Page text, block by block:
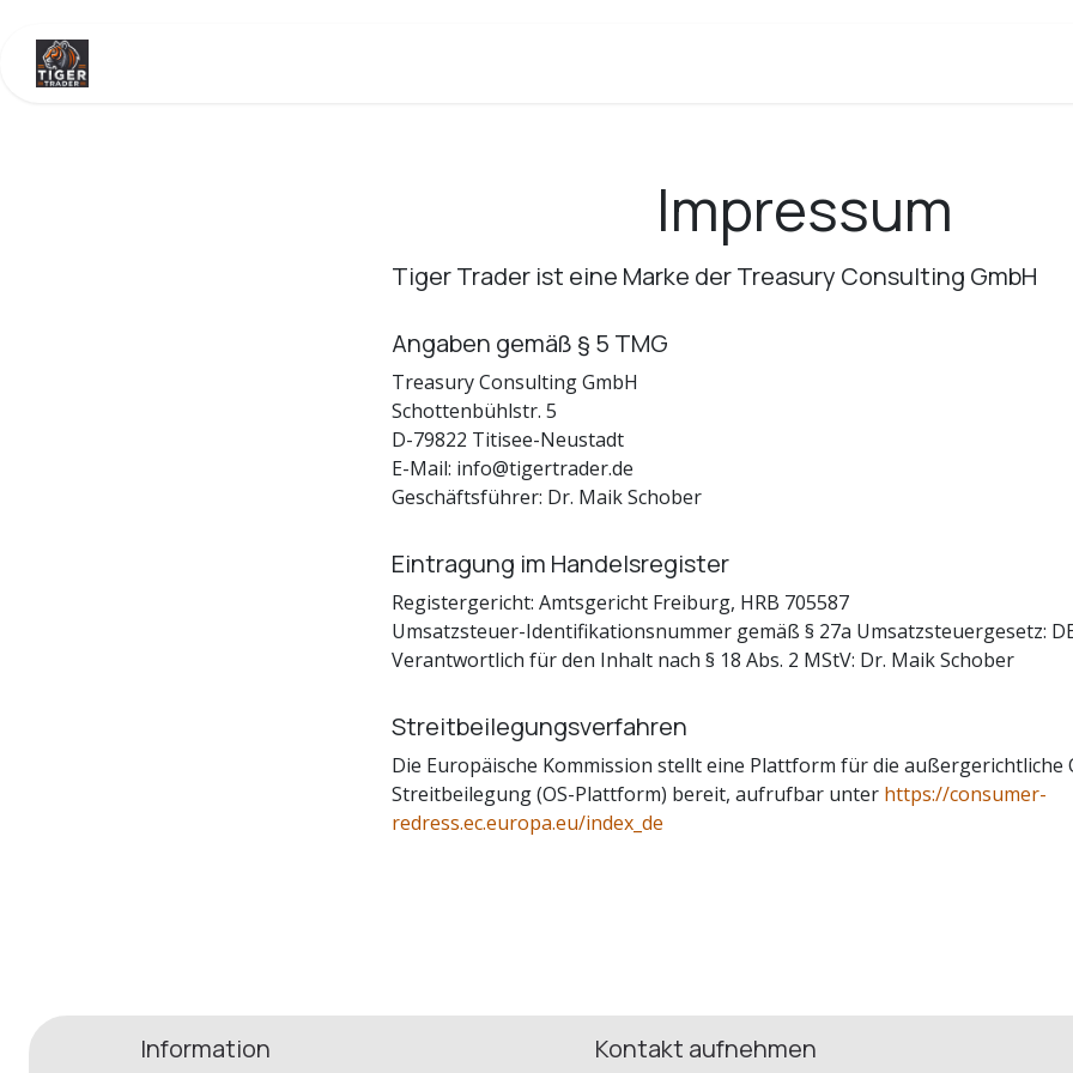
Impressum
Tiger Trader ist eine Marke der Treasury Consulting GmbH
Angaben gemäß § 5 TMG
Treasury Consulting GmbH
Schottenbühlstr. 5
D-79822 Titisee-Neustadt
E-Mail: info@tigertrader.de
Geschäftsführer: Dr. Maik Schober
Eintragung im Handelsregister
Registergericht: Amtsgericht Freiburg, HRB 705587
Umsatzsteuer-Identifikationsnummer gemäß § 27a Umsatzsteuergesetz:
Verantwortlich für den Inhalt nach § 18 Abs. 2 MStV: Dr. Maik Schober
Streitbeilegungsverfahren
Die Europäische Kommission stellt eine Plattform für die außergerichtliche
Streitbeilegung (OS-Plattform) bereit, aufrufbar unter https://consumer-
redress.ec.europa.eu/index_de
Information Kontakt aufnehmen